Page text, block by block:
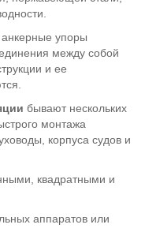
анкерные упоры
между собой
и ее
бывают нескольких
монтажа
корпуса судов и
квадратными и
аппаратов или